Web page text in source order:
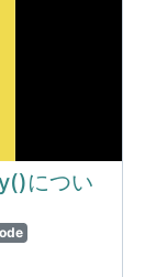
につい